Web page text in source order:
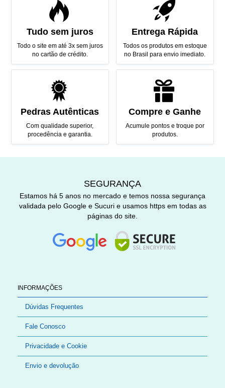
Tudo sem juros
Todo o site em até 3x sem juros
no cartão de crédito.
Entrega Rápida
Todos os produtos em estoque
no Brasil para envio imediato.
Pedras Autênticas
Com qualidade superior,
procedência e garantia.
Compre e Ganhe
Acumule pontos e troque por
produtos.
INFORMAÇÕES
Dúvidas Frequentes
Fale Conosco
Privacidade e Cookie
Envio e devolução
SEGURANÇA
Estamos há 5 anos no mercado e temos nossa segurança
validada pelo Google e Sucuri e usamos https em todas as
páginas do site.